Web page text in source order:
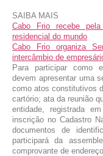
SAIBA MAIS
Cabo Frio recebe
residencial do mundo
Cabo Frio organiza
intercâmbio de
Para participar como
devem apresentar uma
como atos constitutivos
cartório; ata da reunião
entidade, registrada
inscrição no Cadastro
documentos de
participará da
comprovante de